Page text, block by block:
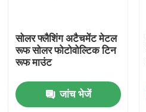
हमारे बारे में
कारखाना भ्रमण
सोलर फ्लैशिंग अटैचमेंट मेटल
रूफ सोलर फोटोवोल्टिक टिन
रूफ माउंट
जांच भेजें